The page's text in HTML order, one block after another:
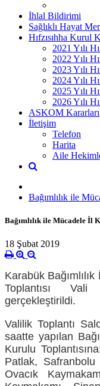
İhlal Bildirimi
Sağlıklı Hayat
Hıfzısıhha Kurul
2021 Yılı
2022 Yılı
2023 Yılı
2024 Yılı
2025 Yılı
2026 Yılı
ASKOM Kararları
İletişim
Telefon
Harita
Aile
Bağımlılık ile
Bağımlılık ile Mücadele İl
18 Şubat 2019
Karabük
Toplantısı
gerçekleştirildi.
Valilik Toplantı
saatte yapılan
Kurulu
Patlak,
Ovacık